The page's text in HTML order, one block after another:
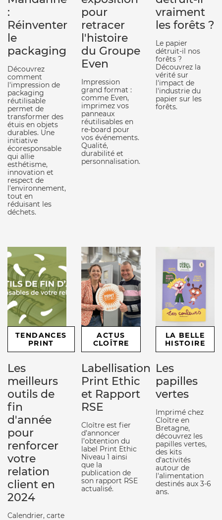
:
Réinventer
le
packaging
Découvrez
comment
l'impression de
packaging
réutilisable
permet de
transformer des
étuis en objets
durables. Une
initiative
écoresponsable
qui allie
esthétisme,
innovation et
respect de
l'environnement,
tout en
réduisant les
déchets.
pour
retracer
l'histoire
du Groupe
Even
Impression
grand format :
comme Even,
imprimez vos
panneaux
réutilisables en
re-board pour
vos événements.
Qualité,
durabilité et
personnalisation.
vraiment
les forêts ?
Le papier
détruit-il nos
forêts ?
Découvrez la
vérité sur
l'impact de
l'industrie du
papier sur les
forêts.
TENDANCES
PRINT
Les
meilleurs
outils de
fin
d'année
pour
renforcer
votre
relation
client en
2024
Calendrier, carte
ACTUS
CLOÎTRE
Labellisation
Print Ethic
et Rapport
RSE
Cloître est fier
d’annoncer
l’obtention du
label Print Ethic
Niveau 1 ainsi
que la
publication de
son rapport RSE
actualisé.
LA BELLE
HISTOIRE
Les
papilles
vertes
Imprimé chez
Cloître en
Bretagne,
découvrez les
papilles vertes,
des kits
d'activités
autour de
l'alimentation
destinés aux 3-6
ans.